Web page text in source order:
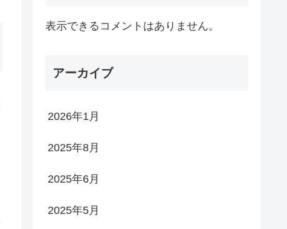
表示できるコメントはありません。
アーカイブ
2026年1月
2025年8月
2025年6月
2025年5月